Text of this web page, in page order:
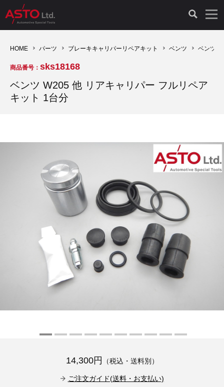
診断機（16）
キープログラマー（4）
オプション品（17）
診断テスター（10）
キープログラマー（20）
安定化電源ユニット（8）
バッテリーテスター（4）
古い車両用診断テスター（10）
バイク用診断テスター（7）
その他（20）
HCB TOOLS（45）
AST TOOLS（51）
ドイツ車（211）
イタリア/フランス車（27）
イギリス車（23）
アメリカ車（15）
スウェーデン車（20）
オシロスコープ（2）
オシロ関連商品（9）
その他（8）
ドイツ車（427）
イタリア/フランス車（145）
スウェーデン車（45）
ブレーキキャリパーリペアキット（368）
現品修理（77）
リビルト品（58）
イモビライザーOFF（1）
オシロスコープ（10）
アクセサリー（13）
HOME パーツ ブレーキキャリパーリペアキット ベンツ ベンツ
商品番号： sks18168
ベンツ W205 他 リアキャリパー フルリペア
キット 1台分
14,300円 （税込・送料別）
ご注文ガイド(送料・お支払い)